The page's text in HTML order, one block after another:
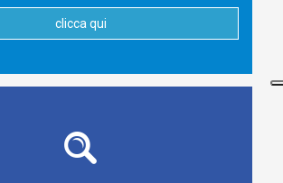
Oltre che nelle lesioni encefaliche ed
può essere impiegata a scopo
e/o per aumentare il controllo locale
clicca qui